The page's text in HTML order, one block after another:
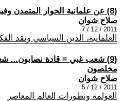
(8) عن علمانية الحوار المتمدن وفيسبوك العلمانية
صلاح شوان
2011 / 12 / 7
العلمانية، الدين السياسي ونقد
(9) شعب غبي = قادة نصابون...
مخلصون
صلاح شوان
2011 / 12 / 5
العولمة وتطورات العالم المعاصر